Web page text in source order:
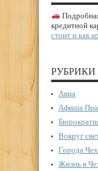
кредитной
стоит и как
РУБРИКИ
Авиа
Афиша
Вокруг
Города
Жизнь в